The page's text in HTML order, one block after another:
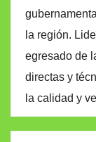
la región.
egresado de
directas y
la calidad y